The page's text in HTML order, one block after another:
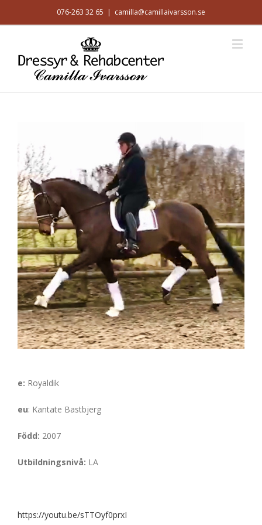
076-263 32 65 | camilla@camillaivarsson.se
e: Royaldik
eu: Kantate Bastbjerg
Född: 2007
Utbildningsnivå: LA
https://youtu.be/sTTOyf0prxI